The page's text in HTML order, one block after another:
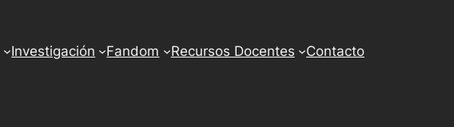
Investigación Fandom Recursos Docentes Contacto